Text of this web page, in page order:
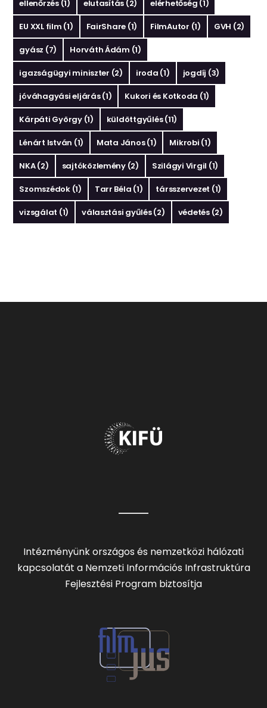
ellenőrzés(1) elutasítás (2) elérhetőség (1)
EU XXL film (1) FairShare (1) FilmAutor (1) GVH (2)
gyász (7) Horváth Ádám (1)
igazságügyi miniszter (2) iroda (1) jogdíj (3)
jóváhagyási eljárás(1) Kukori és Kotkoda (1)
Kárpáti György(1) küldöttgyűlés(11)
Lénárt István (1) Mata János(1) Mikrobi (1)
NKA(2) sajtóközlemény(2) Szilágyi Virgil (1)
Szomszédok(1) Tarr Béla (1) társszervezet (1)
vizsgálat (1) választási gyűlés(2) védetés(2)
Intézményünk országos és nemzetközi hálózati
kapcsolatát a Nemzeti Információs Infrastruktúra
Fejlesztési Program biztosítja